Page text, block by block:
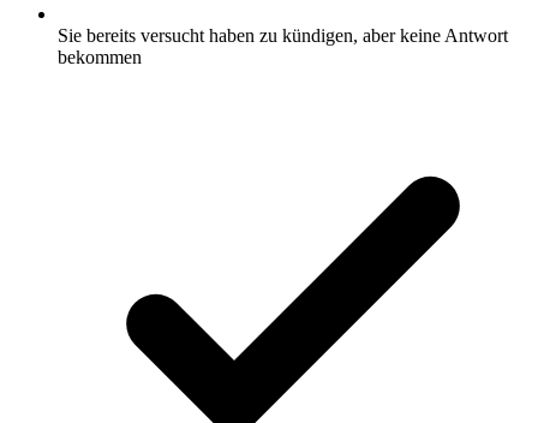
Sie bereits versucht haben zu kündigen, aber keine Antwort
bekommen